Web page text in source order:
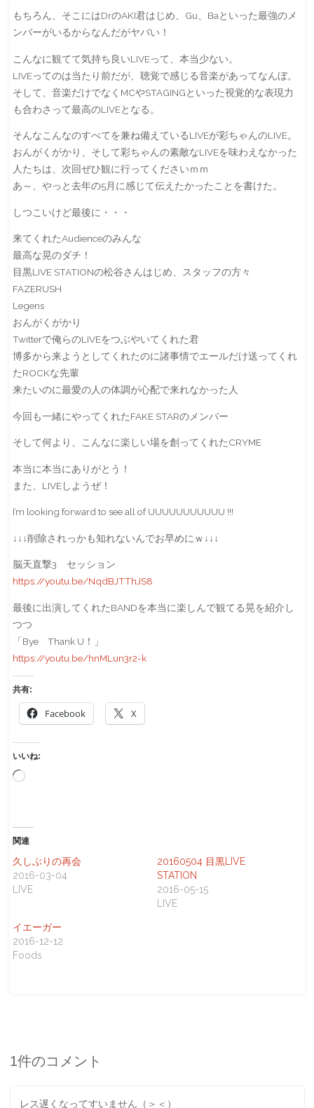
もちろん、そこにはDrのAKI君はじめ、Gu、Baといった最強のメ
ンバーがいるからなんだがヤバい！
こんなに観てて気持ち良いLIVEって、本当少ない。
LIVEってのは当たり前だが、聴覚で感じる音楽があってなんぼ。
そして、音楽だけでなくMCやSTAGINGといった視覚的な表現力
も合わさって最高のLIVEとなる。
そんなこんなのすべてを兼ね備えているLIVEが彩ちゃんのLIVE。
おんがくがかり、そして彩ちゃんの素敵なLIVEを味わえなかった
人たちは、次回ぜひ観に行ってくださいｍｍ
あ～、やっと去年の5月に感じて伝えたかったことを書けた。
しつこいけど最後に・・・
来てくれたAudienceのみんな
最高な晃のダチ！
目黒LIVE STATIONの松谷さんはじめ、スタッフの方々
FAZERUSH
Legens
おんがくがかり
Twitterで俺らのLIVEをつぶやいてくれた君
博多から来ようとしてくれたのに諸事情でエールだけ送ってくれ
たROCKな先輩
来たいのに最愛の人の体調が心配で来れなかった人
今回も一緒にやってくれたFAKE STARのメンバー
そして何より、こんなに楽しい場を創ってくれたCRYME
本当に本当にありがとう！
また、LIVEしようぜ！
I’m looking forward to see all of UUUUUUUUUUU !!!
↓↓↓削除されっかも知れないんでお早めにｗ↓↓↓
脳天直撃3 セッション
https://youtu.be/NqdBJTThJS8
最後に出演してくれたBANDを本当に楽しんで観てる晃を紹介し
つつ
「Bye Thank U！」
https://youtu.be/hnMLun3r2-k
共有:
Facebook X
いいね:
読
み
中…
関連
久しぶりの再会
2016-03-04
LIVE
20160504 目黒LIVE
STATION
2016-05-15
LIVE
イエーガー
2016-12-12
Foods
1件のコメント
レス遅くなってすいません（＞＜）